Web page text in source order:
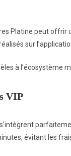
Platine peut offrir
sur
à l’écosystème
VIP
évitant les